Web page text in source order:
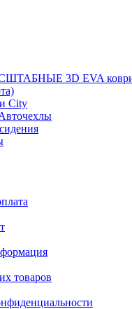
3D EVA
City
товаров